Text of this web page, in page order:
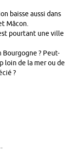
baisse aussi dans
Mâcon.
pourtant une ville
Bourgogne ? Peut-
loin de la mer ou de
?